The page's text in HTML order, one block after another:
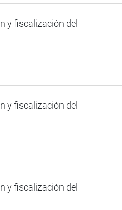
y fiscalización del
y fiscalización del
y fiscalización del